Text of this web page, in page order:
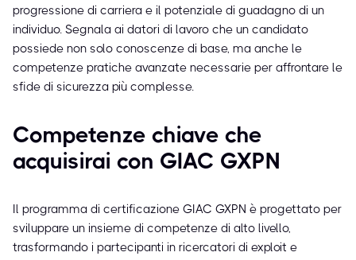
progressione di carriera e il potenziale di guadagno di un
individuo. Segnala ai datori di lavoro che un candidato
possiede non solo conoscenze di base, ma anche le
competenze pratiche avanzate necessarie per affrontare le
sfide di sicurezza più complesse.
Competenze chiave che
acquisirai con GIAC GXPN
Il programma di certificazione GIAC GXPN è progettato per
sviluppare un insieme di competenze di alto livello,
trasformando i partecipanti in ricercatori di exploit e